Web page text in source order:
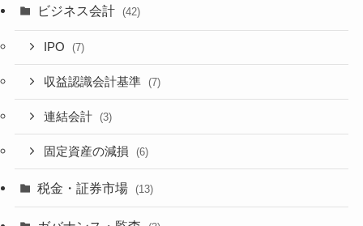
ビジネス会計 (42)
IPO (7)
収益認識会計基準 (7)
連結会計 (3)
固定資産の減損 (6)
税金・証券市場 (13)